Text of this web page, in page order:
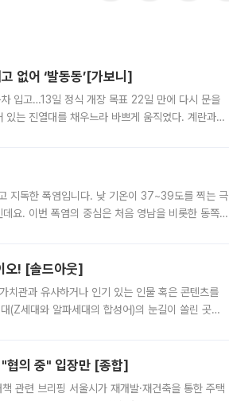
없어 ‘발동동’[가보니]
입고…13일 정식 개장 목표 22일 만에 다시 문을
는 진열대를 채우느라 바쁘게 움직였다. 계란과
지독한 폭염입니다. 낮 기온이 37~39도를 찍는 극
요. 이번 폭염의 중심은 처음 영남을 비롯한 동쪽
오! [솔드아웃]
치관과 유사하거나 인기 있는 인물 혹은 콘텐츠를
세대와 알파세대의 합성어)의 눈길이 쏠린 곳은
협의 중" 입장만 [종합]
관련 브리핑 서울시가 재개발·재건축을 통한 주택